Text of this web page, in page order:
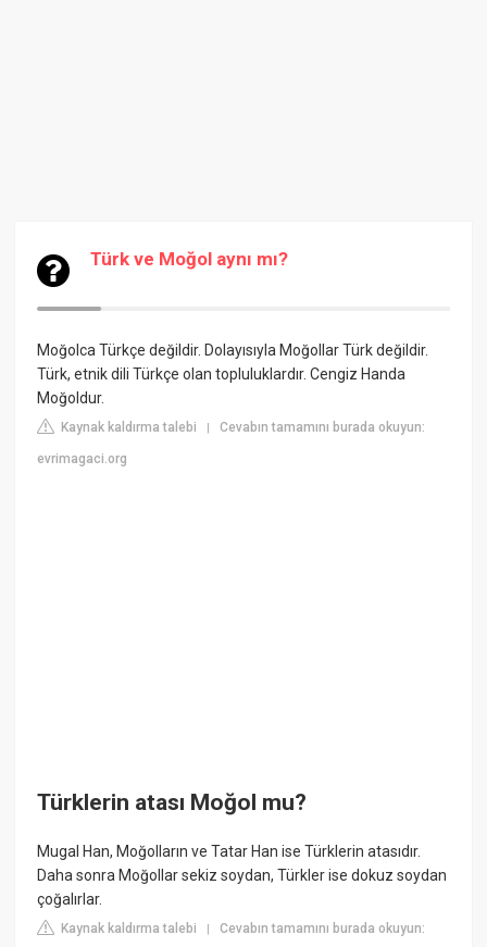
Türk ve Moğol aynı mı?
Moğolca Türkçe değildir. Dolayısıyla Moğollar Türk değildir.
Türk, etnik dili Türkçe olan topluluklardır. Cengiz Handa
Moğoldur.
Kaynak kaldırma talebi |Cevabın tamamını burada okuyun:
evrimagaci.org
Türklerin atası Moğol mu?
Mugal Han, Moğolların ve Tatar Han ise Türklerin atasıdır.
Daha sonra Moğollar sekiz soydan, Türkler ise dokuz soydan
çoğalırlar.
Kaynak kaldırma talebi |Cevabın tamamını burada okuyun: